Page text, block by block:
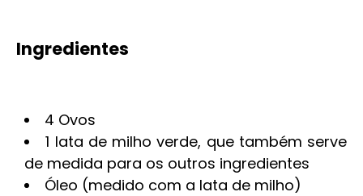
Ingredientes
4 Ovos
1 lata de milho verde, que também serve
de medida para os outros ingredientes
Óleo (medido com a lata de milho)